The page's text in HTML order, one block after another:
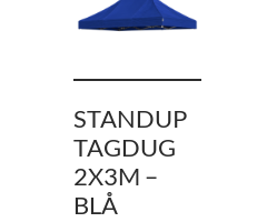
STANDUP
TAGDUG
2X3M –
BLÅ